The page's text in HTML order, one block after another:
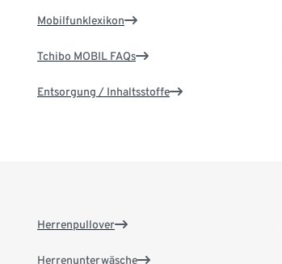
Mobilfunklexikon
Tchibo MOBIL FAQs
Entsorgung / Inhaltsstoffe
Herrenpullover
Herrenunterwäsche